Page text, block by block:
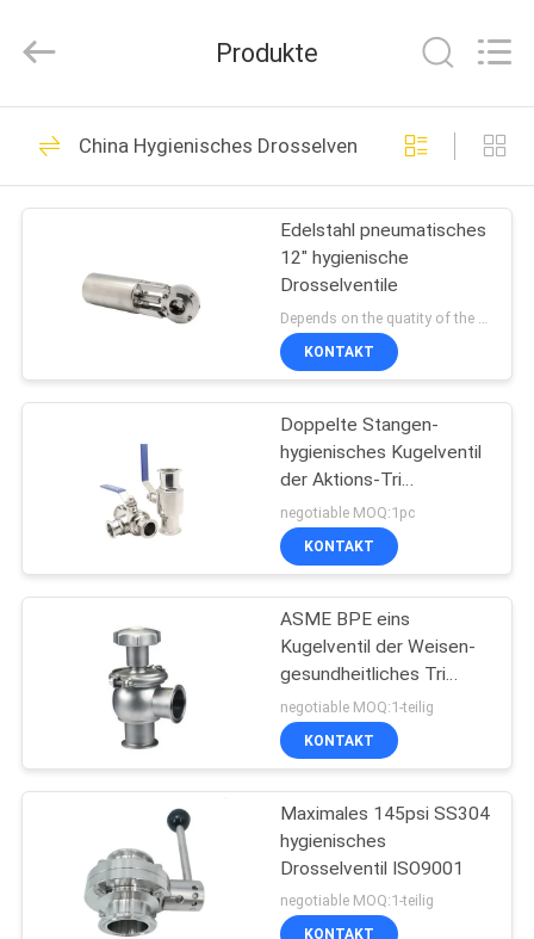
STARTSEITE
PRODUKTE
VIDEOS
UNS
QUALITÄTSKONTROLLE
KONTAKT
REFERENZEN
SITEMAP
Management
Services
Rights
Drehzapfen
angebrachtes
Kugelventil
10
Pneumatisches
betätigtes
Kugelventil
10
Flansch-Enden-
Kugelventil
10
Produkte
China Hygienisches Drosselventil
Edelstahl pneumatisches
12" hygienische
Drosselventile
Depends on the quatity of the order. MOQ:1pc
KONTAKT
Doppelte Stangen-
hygienisches Kugelventil
der Aktions-Tri
Klammern-8
negotiable MOQ:1pc
KONTAKT
ASME BPE eins
Kugelventil der Weisen-
gesundheitliches Tri
Klammern-DN25
negotiable MOQ:1-teilig
KONTAKT
Maximales 145psi SS304
hygienisches
Drosselventil ISO9001
negotiable MOQ:1-teilig
KONTAKT